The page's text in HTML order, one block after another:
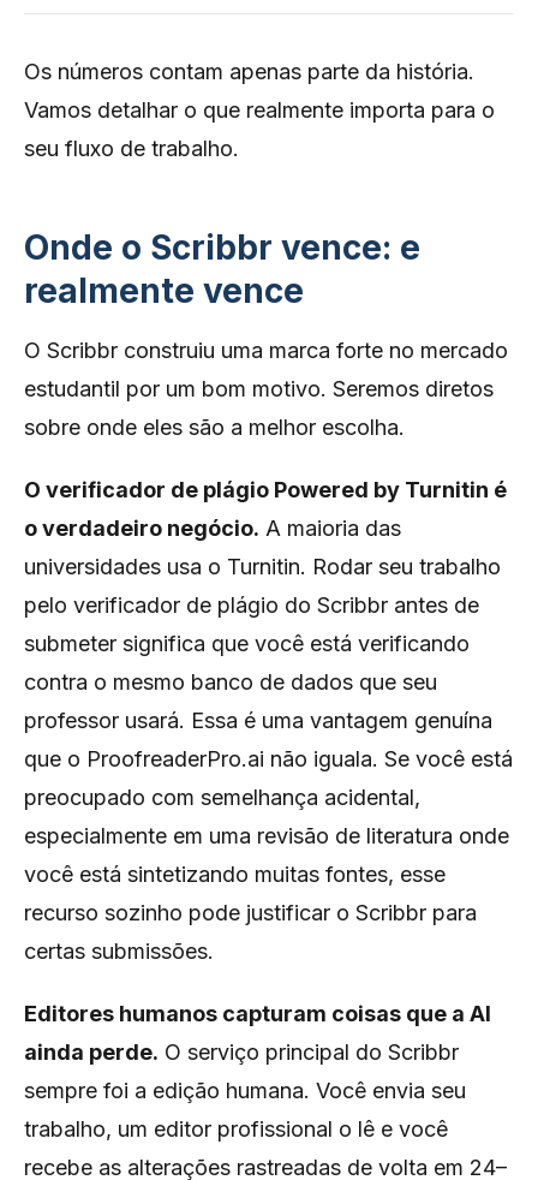
Os números contam apenas parte da história.
Vamos detalhar o que realmente importa para o
seu fluxo de trabalho.
Onde o Scribbr vence: e
realmente vence
O Scribbr construiu uma marca forte no mercado
estudantil por um bom motivo. Seremos diretos
sobre onde eles são a melhor escolha.
O verificador de plágio Powered by Turnitin é
o verdadeiro negócio. A maioria das
universidades usa o Turnitin. Rodar seu trabalho
pelo verificador de plágio do Scribbr antes de
submeter significa que você está verificando
contra o mesmo banco de dados que seu
professor usará. Essa é uma vantagem genuína
que o ProofreaderPro.ai não iguala. Se você está
preocupado com semelhança acidental,
especialmente em uma revisão de literatura onde
você está sintetizando muitas fontes, esse
recurso sozinho pode justificar o Scribbr para
certas submissões.
Editores humanos capturam coisas que a AI
ainda perde. O serviço principal do Scribbr
sempre foi a edição humana. Você envia seu
trabalho, um editor profissional o lê e você
recebe as alterações rastreadas de volta em 24–